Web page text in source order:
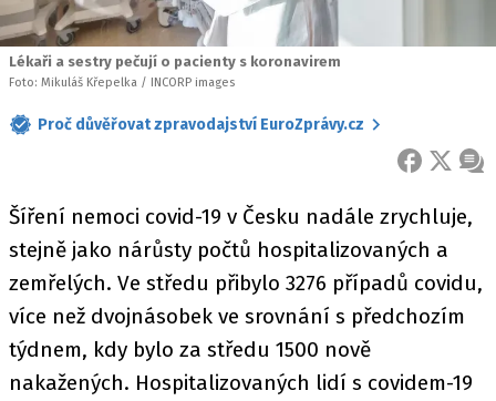
Lékaři a sestry pečují o pacienty s koronavirem
Foto: Mikuláš Křepelka / INCORP images
Proč důvěřovat zpravodajství EuroZprávy.cz
FACEBOOK
X
Šíření nemoci covid-19 v Česku nadále zrychluje,
stejně jako nárůsty počtů hospitalizovaných a
zemřelých. Ve středu přibylo 3276 případů covidu,
více než dvojnásobek ve srovnání s předchozím
týdnem, kdy bylo za středu 1500 nově
nakažených. Hospitalizovaných lidí s covidem-19